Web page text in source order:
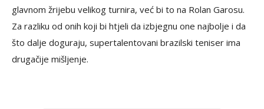
glavnom žrijebu velikog turnira, već bi to na Rolan Garosu.
Za razliku od onih koji bi htjeli da izbjegnu one najbolje i da
što dalje doguraju, supertalentovani brazilski teniser ima
drugačije mišljenje.